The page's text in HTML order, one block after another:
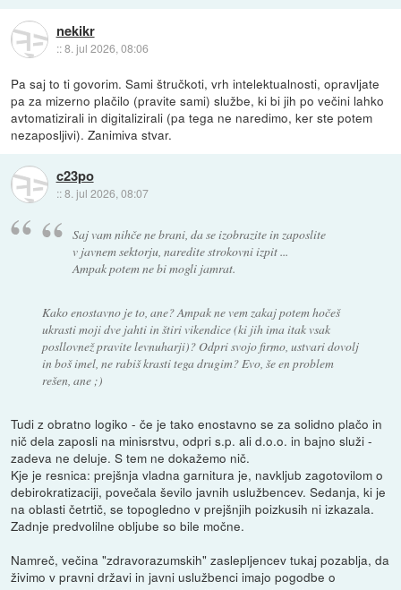
nekikr
::8. jul 2026, 08:06
Pa saj to ti govorim. Sami štručkoti, vrh intelektualnosti, opravljate
pa za mizerno plačilo (pravite sami) službe, ki bi jih po večini lahko
avtomatizirali in digitalizirali (pa tega ne naredimo, ker ste potem
nezaposljivi). Zanimiva stvar.
c23po
::8. jul 2026, 08:07
Saj vam nihče ne brani, da se izobrazite in zaposlite
v javnem sektorju, naredite strokovni izpit ...
Ampak potem ne bi mogli jamrat.
Kako enostavno je to, ane? Ampak ne vem zakaj potem hočeš
ukrasti moji dve jahti in štiri vikendice (ki jih ima itak vsak
posllovnež pravite levnuharji)? Odpri svojo firmo, ustvari dovolj
in boš imel, ne rabiš krasti tega drugim? Evo, še en problem
rešen, ane ;)
Tudi z obratno logiko - če je tako enostavno se za solidno plačo in
nič dela zaposli na minisrstvu, odpri s.p. ali d.o.o. in bajno služi -
zadeva ne deluje. S tem ne dokažemo nič.
Kje je resnica: prejšnja vladna garnitura je, navkljub zagotovilom o
debirokratizaciji, povečala ševilo javnih uslužbencev. Sedanja, ki je
na oblasti četrtič, se topogledno v prejšnjih poizkusih ni izkazala.
Zadnje predvolilne obljube so bile močne.
Namreč, večina "zdravorazumskih" zaslepljencev tukaj pozablja, da
živimo v pravni državi in javni uslužbenci imajo pogodbe o